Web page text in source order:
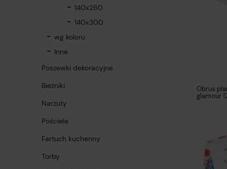
140x260
140x300
wg koloru
Inne
Poszewki dekoracyjne
Bieżniki
Narzuty
Pościele
Fartuch kuchenny
Torby
Obrus
glamour